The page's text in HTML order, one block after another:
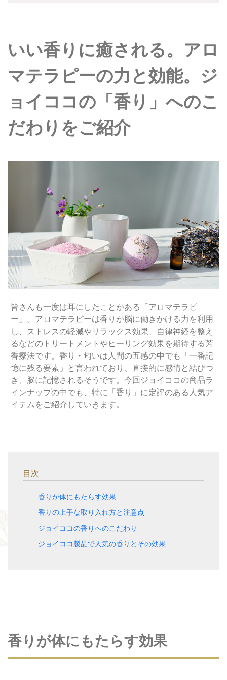
いい香りに癒される。アロ
マテラピーの力と効能。ジ
ョイココの「香り」へのこ
だわりをご紹介
皆さんも一度は耳にしたことがある「アロマテラピ
ー」。アロマテラピーは香りが脳に働きかける力を利用
し、ストレスの軽減やリラックス効果、自律神経を整え
るなどのトリートメントやヒーリング効果を期待する芳
香療法です。香り・匂いは人間の五感の中でも「一番記
憶に残る要素」と言われており、直接的に感情と結びつ
き、脳に記憶されるそうです。今回ジョイココの商品ラ
インナップの中でも、特に「香り」に定評のある人気ア
イテムをご紹介していきます。
目次
香りが体にもたらす効果
香りの上手な取り入れ方と注意点
ジョイココの香りへのこだわり
ジョイココ製品で人気の香りとその効果
香りが体にもたらす効果